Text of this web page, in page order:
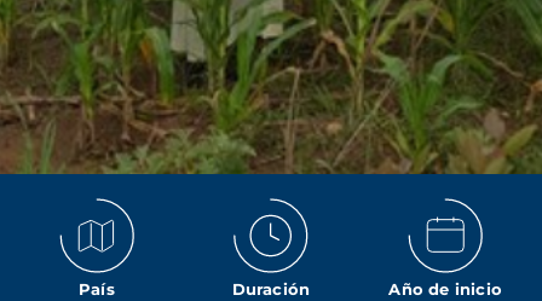
País Duración Año de inicio